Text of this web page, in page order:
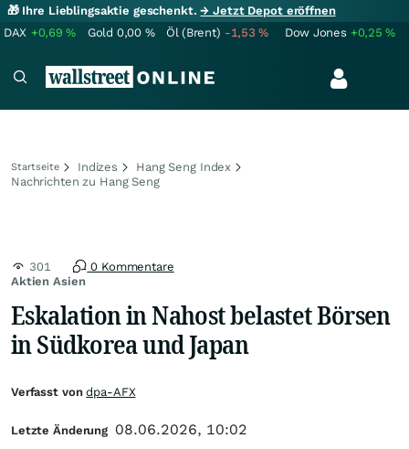
🎁 Ihre Lieblingsaktie geschenkt.→ Jetzt Depot eröffnen
DAX +0,69% Gold 0,00 % Öl (Brent) -1,53% Dow Jones +0,25%
Startseite Indizes
Hang Seng Index
Nachrichten zu Hang Seng
Aktien Asien
301 0 Kommentare
Eskalation in Nahost belastet Börsen
in Südkorea und Japan
Verfasst vondpa-AFX
Letzte Änderung 08.06.2026, 10:02